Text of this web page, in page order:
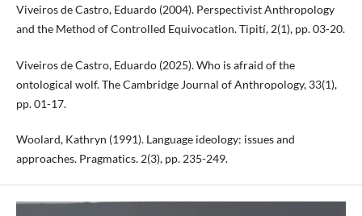
Viveiros de Castro, Eduardo (2004). Perspectivist Anthropology
and the Method of Controlled Equivocation. Tipití, 2(1), pp. 03-20.
Viveiros de Castro, Eduardo (2025). Who is afraid of the
ontological wolf. The Cambridge Journal of Anthropology, 33(1),
pp. 01-17.
Woolard, Kathryn (1991). Language ideology: issues and
approaches. Pragmatics. 2(3), pp. 235-249.